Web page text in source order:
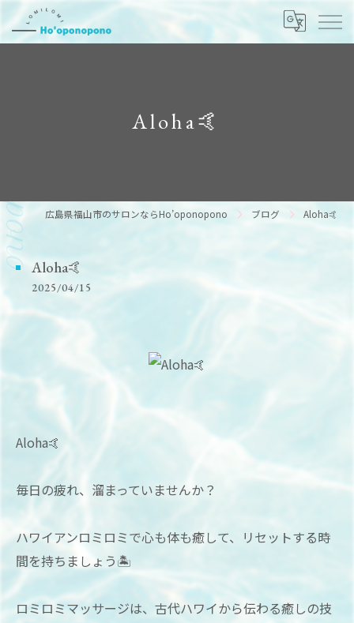
Aloha🤙
広島県福山市のサロンならHo’oponopono ブログ Aloha🤙
Aloha🤙
2025/04/15
Aloha🤙
毎日の疲れ、溜まっていませんか？
ハワイアンロミロミで心も体も癒して、リセットする時
間を持ちましょう🏝
ロミロミマッサージは、古代ハワイから伝わる癒しの技